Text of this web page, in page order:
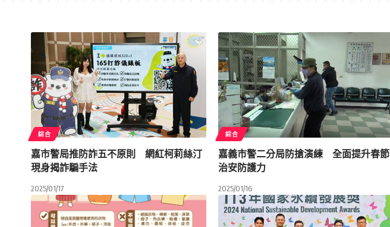
綜合
嘉市警局推防詐五不原則 網紅柯莉絲汀
現身揭詐騙手法
2025/01/17
綜合
嘉義市警二分局防搶演練 全面提升春節
治安防護力
2025/01/16